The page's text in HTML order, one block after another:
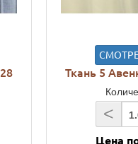
Ткань 5
<
Цена